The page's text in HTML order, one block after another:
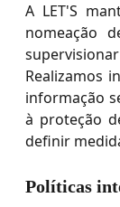
A LET'S
nomeação
Realizamos
informação
à proteção
definir
Políticas